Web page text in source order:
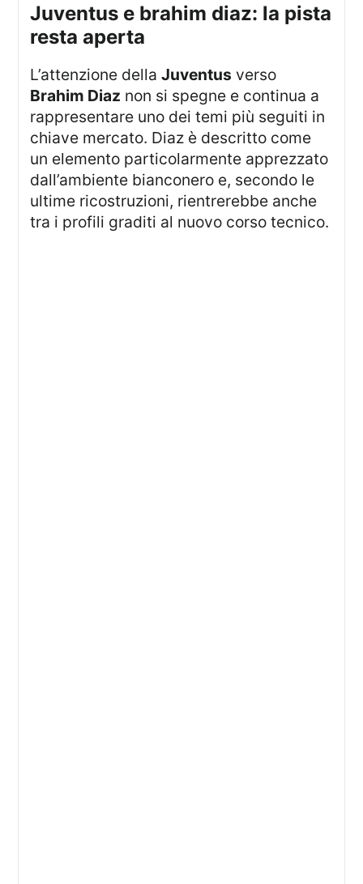
juventus e brahim diaz: la pista
resta aperta
L’attenzione dellaJuventus verso
Brahim Diaz non si spegne e continua a
rappresentare uno dei temi più seguiti in
chiave mercato. Diaz è descritto come
un elemento particolarmente apprezzato
dall’ambiente bianconero e, secondo le
ultime ricostruzioni, rientrerebbe anche
tra i profili graditi al nuovo corso tecnico.